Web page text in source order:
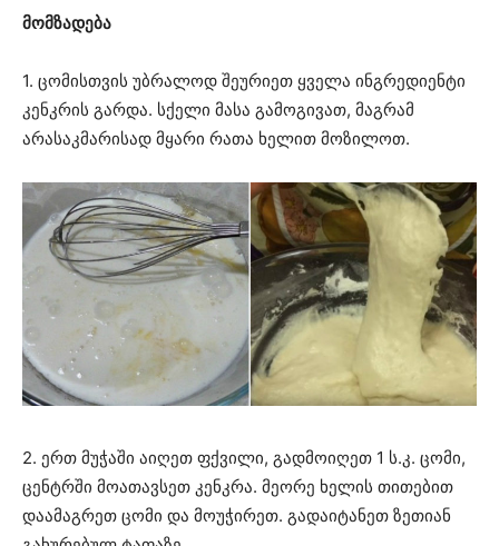
მომზადება
1. ცომისთვის უბრალოდ შეურიეთ ყველა ინგრედიენტი
კენკრის გარდა. სქელი მასა გამოგივათ, მაგრამ
არასაკმარისად მყარი რათა ხელით მოზილოთ.
2. ერთ მუჭაში აიღეთ ფქვილი, გადმოიღეთ 1 ს.კ. ცომი,
ცენტრში მოათავსეთ კენკრა. მეორე ხელის თითებით
დაამაგრეთ ცომი და მოუჭირეთ. გადაიტანეთ ზეთიან